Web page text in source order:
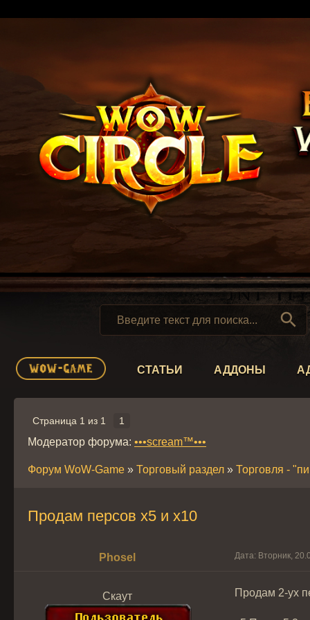

СТАТЬИ АДДОНЫ
Страница 1 из 1 1
Модератор форума: •••scream™•••
Форум WoW-Game » Торговый раздел » Торговля -
Продам персов х5 и x10
Phosel Дата: Вторник,
Скаут Продам 2-ух